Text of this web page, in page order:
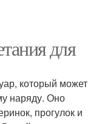
для
который может
наряду. Оно
прогулок и